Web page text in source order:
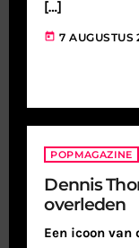
[…]
today 7 AUGUSTUS
POPMAGAZINE
Dennis Thomas
overleden
Een icoon van